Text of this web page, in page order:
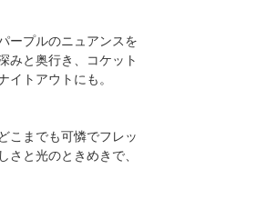
ープルのニュアンスを
みと奥行き、コケット
トアウトにも。
こまでも可憐でフレッ
と光のときめきで、